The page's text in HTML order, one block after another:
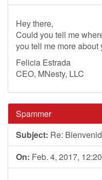
Hey there,
Could you tell me
you tell me more about
Felicia Estrada
CEO, MNesty, LLC
Spammer
Subject: Re:
On: Feb. 4, 2017,